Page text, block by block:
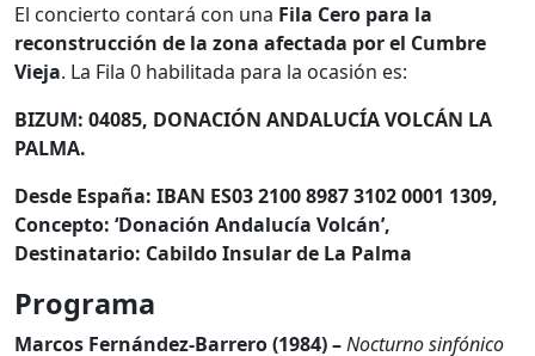
El concierto contará con una Fila Cero para la
reconstrucción de la zona afectada por el Cumbre
Vieja. La Fila 0 habilitada para la ocasión es:
BIZUM: 04085, DONACIÓN ANDALUCÍA VOLCÁN LA
PALMA.
Desde España: IBAN ES03 2100 8987 3102 0001 1309,
Concepto: ‘Donación Andalucía Volcán’,
Destinatario: Cabildo Insular de La Palma
Programa
Marcos Fernández-Barrero (1984) –Nocturno sinfónico